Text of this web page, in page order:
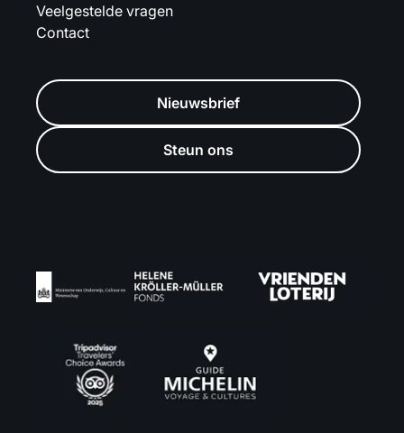
Veelgestelde vragen
Contact
Nieuwsbrief
Steun ons